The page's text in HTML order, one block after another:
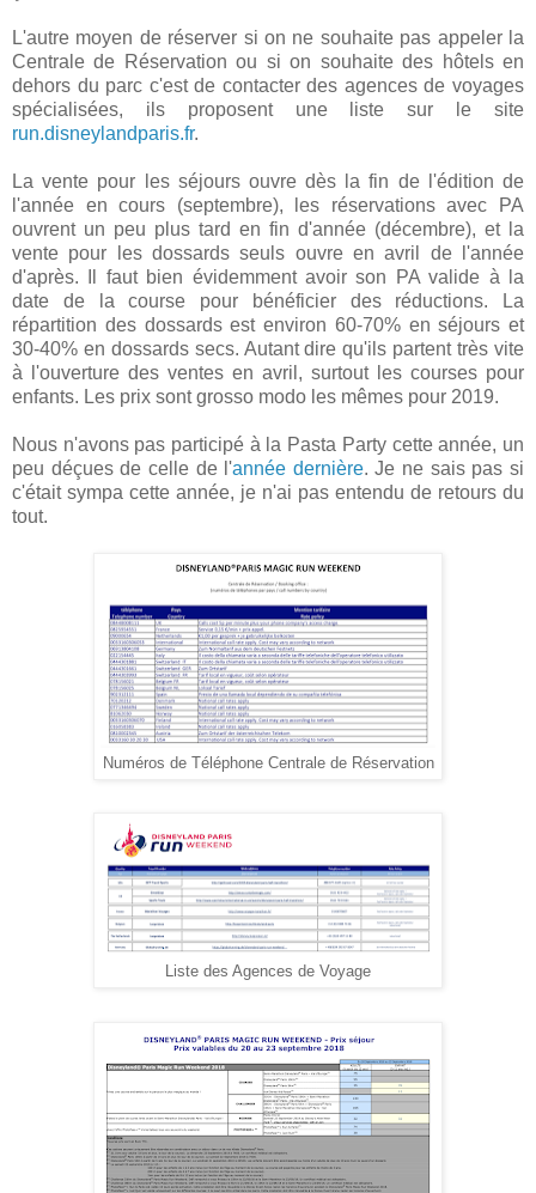
L'autre moyen de réserver si on ne souhaite pas appeler la
Centrale de Réservation ou si on souhaite des hôtels en
dehors du parc c'est de contacter des agences de voyages
spécialisées, ils proposent une liste sur le site
run.disneylandparis.fr.
La vente pour les séjours ouvre dès la fin de l'édition de
l'année en cours (septembre), les réservations avec PA
ouvrent un peu plus tard en fin d'année (décembre), et la
vente pour les dossards seuls ouvre en avril de l'année
d'après. Il faut bien évidemment avoir son PA valide à la
date de la course pour bénéficier des réductions. La
répartition des dossards est environ 60-70% en séjours et
30-40% en dossards secs. Autant dire qu'ils partent très vite
à l'ouverture des ventes en avril, surtout les courses pour
enfants. Les prix sont grosso modo les mêmes pour 2019.
Nous n'avons pas participé à la Pasta Party cette année, un
peu déçues de celle de l'année dernière. Je ne sais pas si
c'était sympa cette année, je n'ai pas entendu de retours du
tout.
Numéros de Téléphone Centrale de Réservation
Liste des Agences de Voyage